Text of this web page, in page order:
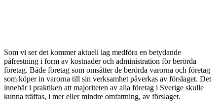
Som vi ser det kommer aktuell lag medföra en betydande
påfrestning i form av kostnader och administration för berörda
företag. Både företag som omsätter de berörda varorna och företag
som köper in varorna till sin verksamhet påverkas av förslaget. Det
innebär i praktiken att majoriteten av alla företag i Sverige skulle
kunna träffas, i mer eller mindre omfattning, av förslaget.